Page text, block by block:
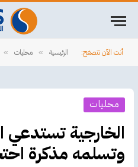
أنت الآن تتصفح: الرئيسية » محليات »
محليات
الخارجية تستدعي
وتسلمه مذكرة